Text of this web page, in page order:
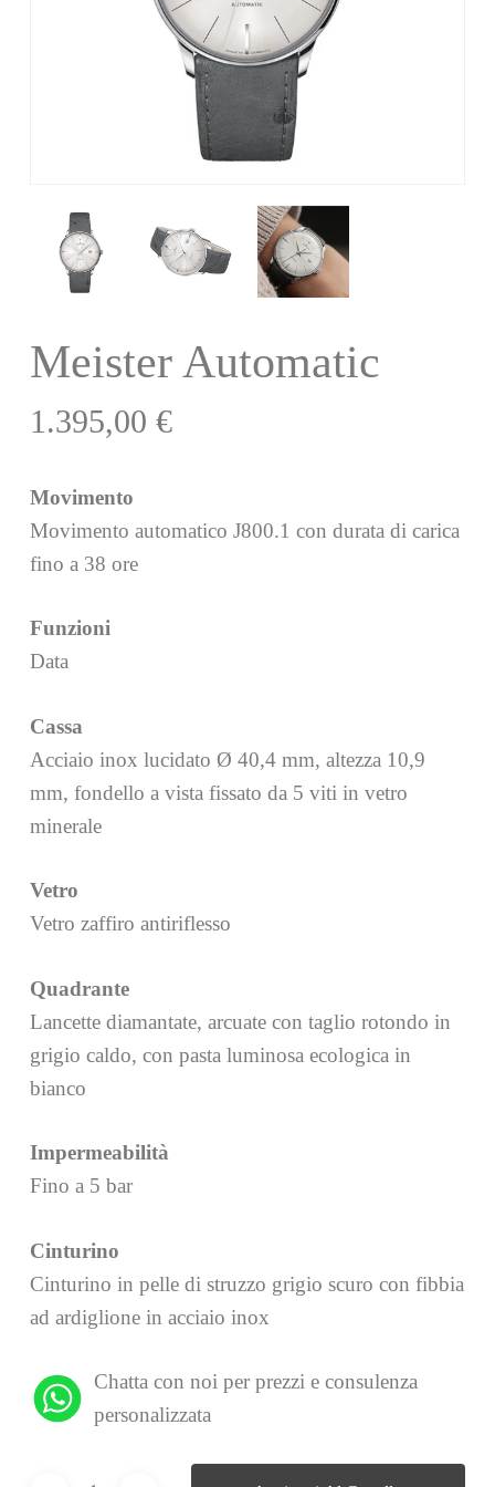
Meister Automatic
1.395,00 €
Movimento
Movimento automatico J800.1 con durata di carica
fino a 38 ore
Funzioni
Data
Cassa
Acciaio inox lucidato Ø 40,4 mm, altezza 10,9
mm, fondello a vista fissato da 5 viti in vetro
minerale
Vetro
Vetro zaffiro antiriflesso
Quadrante
Lancette diamantate, arcuate con taglio rotondo in
grigio caldo, con pasta luminosa ecologica in
bianco
Impermeabilità
Fino a 5 bar
Cinturino
Cinturino in pelle di struzzo grigio scuro con fibbia
ad ardiglione in acciaio inox
Chatta con noi per prezzi e consulenza
personalizzata